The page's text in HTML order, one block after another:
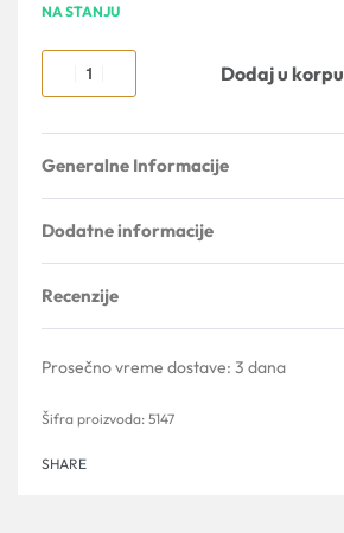
NA STANJU
Dodaj u korpu
Generalne Informacije
Dodatne informacije
Recenzije
Prosečno vreme dostave: 3 dana
5147
SHARE